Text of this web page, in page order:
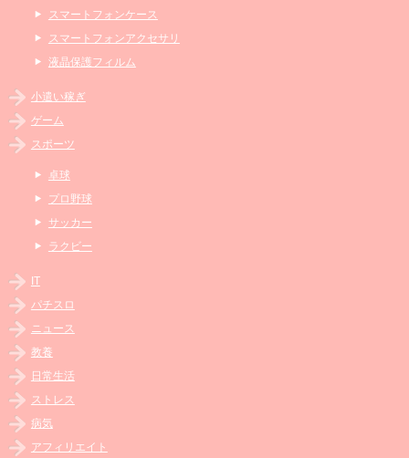
スマートフォンケース
スマートフォンアクセサリ
液晶保護フィルム
小遣い稼ぎ
ゲーム
スポーツ
卓球
プロ野球
サッカー
ラクビー
IT
パチスロ
ニュース
教養
日常生活
ストレス
病気
アフィリエイト